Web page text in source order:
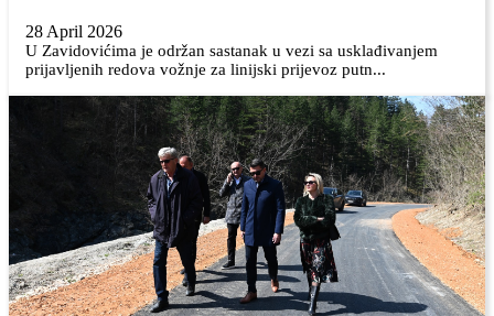
28 April 2026
U Zavidovićima je održan sastanak u vezi sa usklađivanjem
prijavljenih redova vožnje za linijski prijevoz putn...